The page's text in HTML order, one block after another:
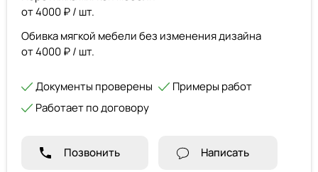
от 4000 ₽ / шт.
Обивка мягкой мебели без изменения дизайна
от 4000 ₽ / шт.
Документы проверены
Примеры работ
Работает по договору
Позвонить Написать